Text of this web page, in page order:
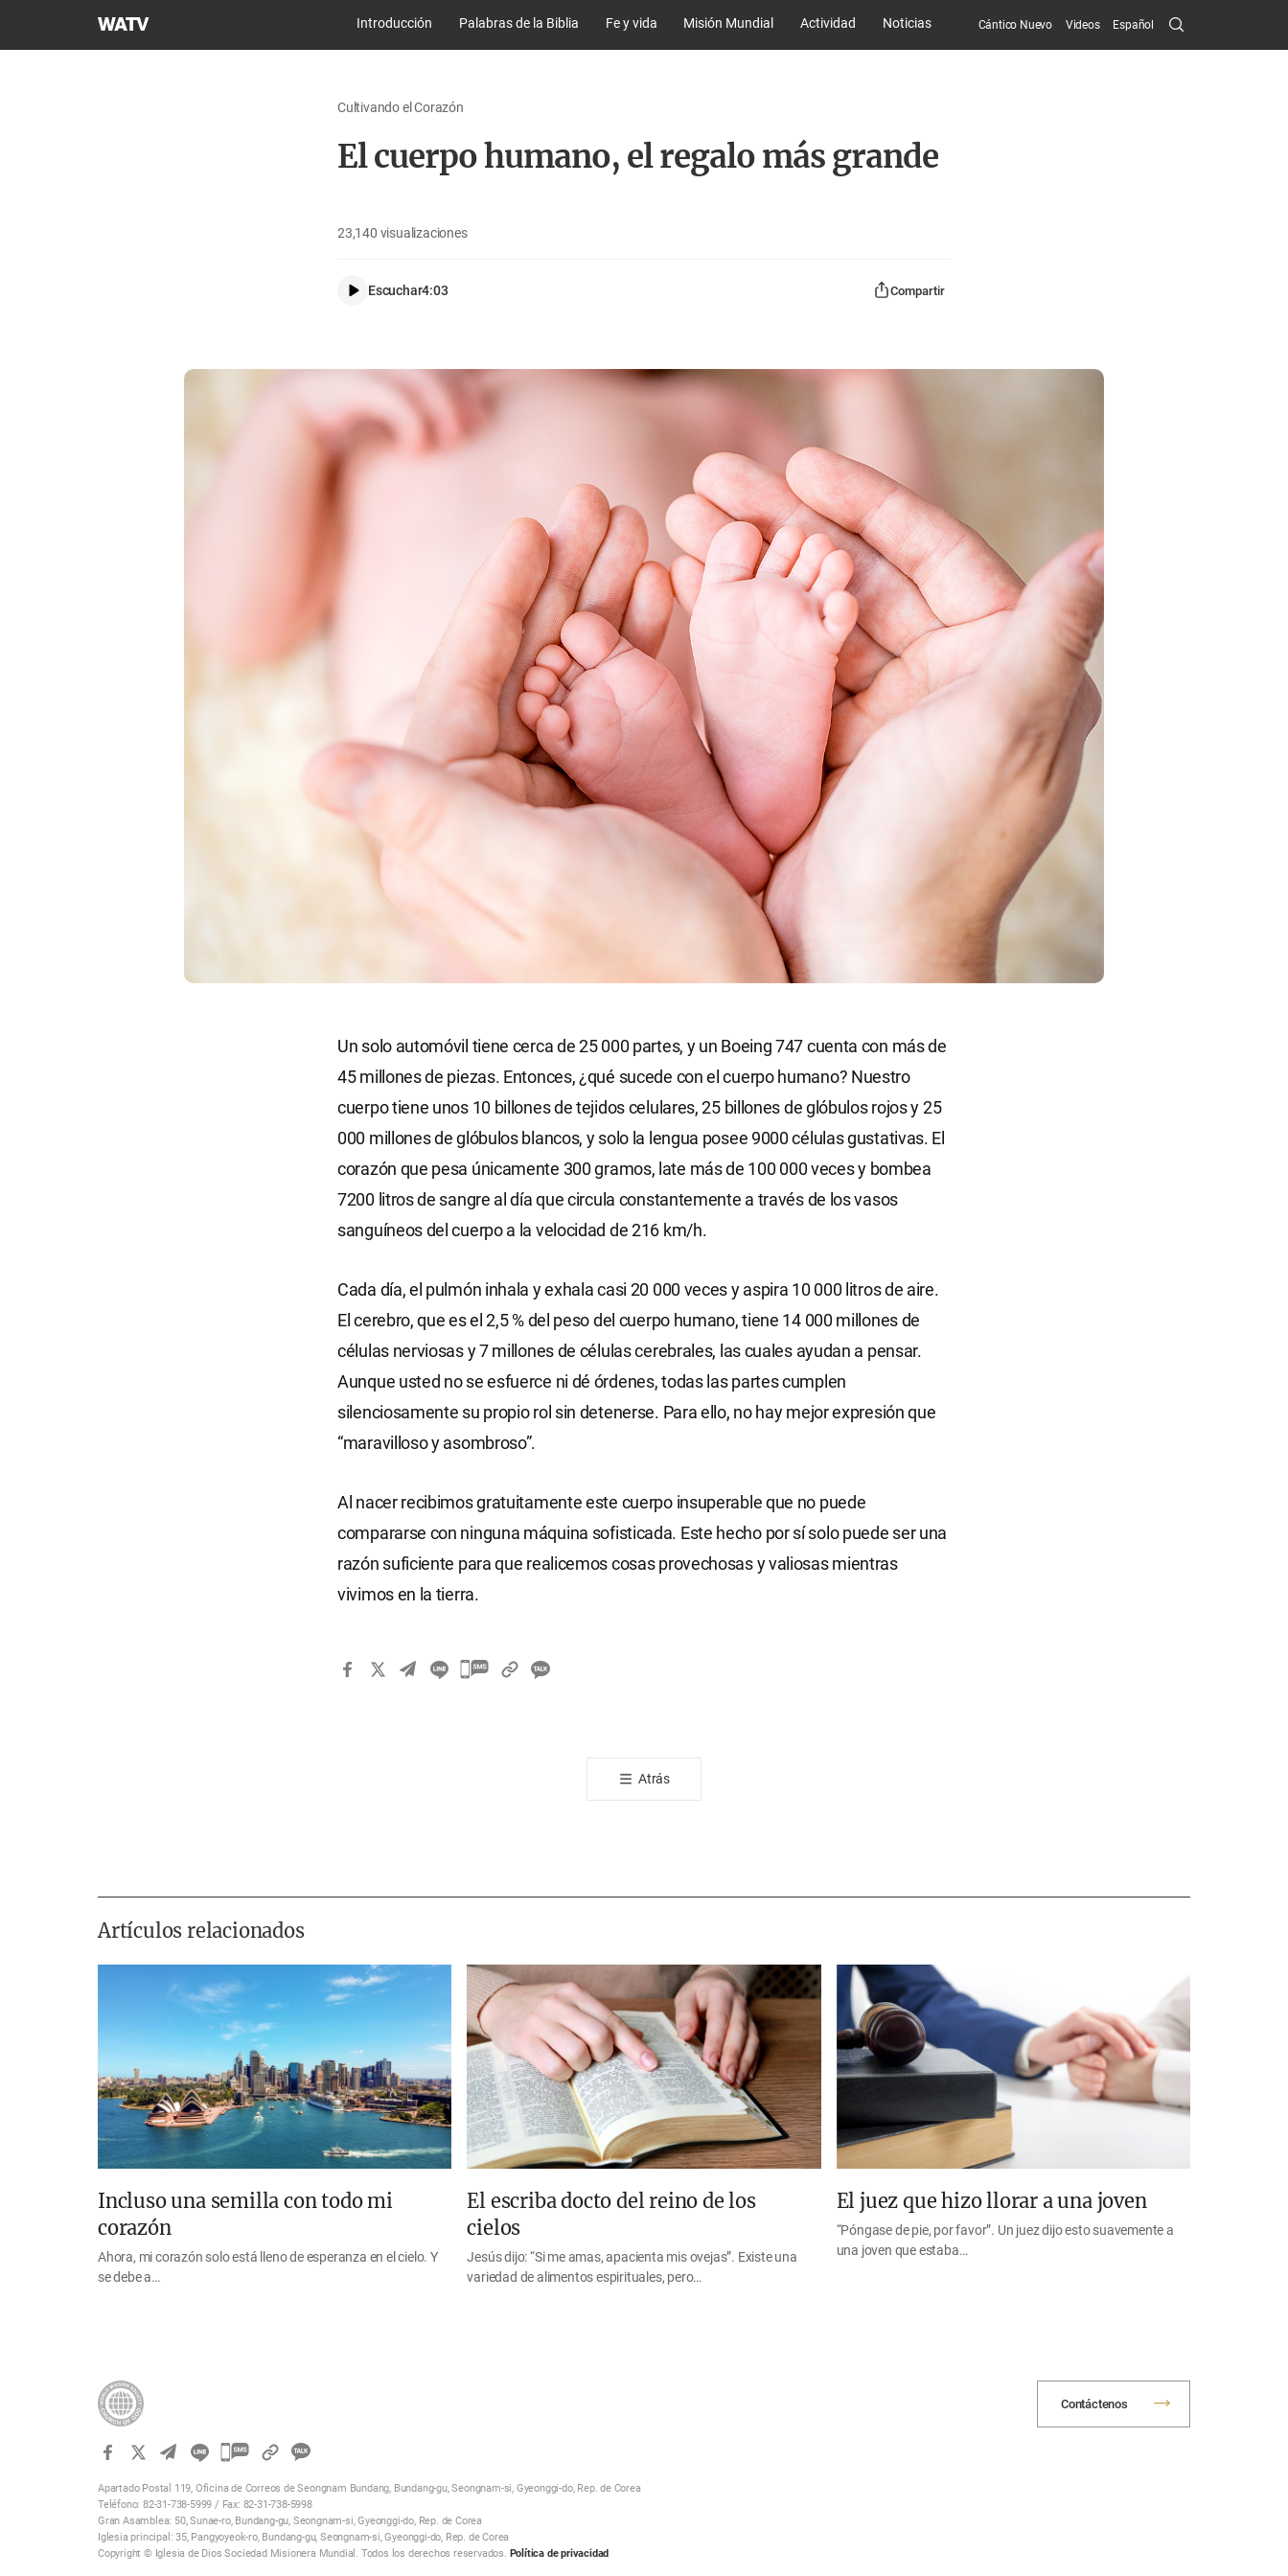
Iglesia
Introducción Palabras de la Biblia Fe y vida Misión Mundial Actividad Noticias Cántico Nuevo Videos Español Search
Submit
Cultivando el Corazón
El cuerpo humano, el regalo más grande
23,140 visualizaciones
Escuchar4:03 Compartir
Un solo automóvil tiene cerca de 25 000 partes, y un Boeing 747 cuenta con más de
45 millones de piezas. Entonces, ¿qué sucede con el cuerpo humano? Nuestro
cuerpo tiene unos 10 billones de tejidos celulares, 25 billones de glóbulos rojos y 25
000 millones de glóbulos blancos, y solo la lengua posee 9000 células gustativas. El
corazón que pesa únicamente 300 gramos, late más de 100 000 veces y bombea
7200 litros de sangre al día que circula constantemente a través de los vasos
sanguíneos del cuerpo a la velocidad de 216 km/h.
Cada día, el pulmón inhala y exhala casi 20 000 veces y aspira 10 000 litros de aire.
El cerebro, que es el 2,5 % del peso del cuerpo humano, tiene 14 000 millones de
células nerviosas y 7 millones de células cerebrales, las cuales ayudan a pensar.
Aunque usted no se esfuerce ni dé órdenes, todas las partes cumplen
silenciosamente su propio rol sin detenerse. Para ello, no hay mejor expresión que
“maravilloso y asombroso”.
Al nacer recibimos gratuitamente este cuerpo insuperable que no puede
compararse con ninguna máquina sofisticada. Este hecho por sí solo puede ser una
razón suficiente para que realicemos cosas provechosas y valiosas mientras
vivimos en la tierra.
카
Atrás
Artículos relacionados
Incluso una semilla con todo mi
corazón
Ahora, mi corazón solo está lleno de esperanza en el cielo. Y
se debe a…
El escriba docto del reino de los
cielos
Jesús dijo: “Si me amas, apacienta mis ovejas”. Existe una
variedad de alimentos espirituales, pero…
El juez que hizo llorar a una joven
“Póngase de pie, por favor”. Un juez dijo esto suavemente a
una joven que estaba…
카
오
톡
공
Apartado Postal 119, Oficina de Correos de Seongnam Bundang, Bundang-gu, Seongnam-si, Gyeonggi-do, Rep. de Corea
Teléfono: 82-31-738-5999 / Fax: 82-31-738-5998
Gran Asamblea: 50, Sunae-ro, Bundang-gu, Seongnam-si, Gyeonggi-do, Rep. de Corea
Iglesia principal: 35, Pangyoyeok-ro, Bundang-gu, Seongnam-si, Gyeonggi-do, Rep. de Corea
Copyright © Iglesia de Dios Sociedad Misionera Mundial. Todos los derechos reservados. Política de privacidad
Contáctenos